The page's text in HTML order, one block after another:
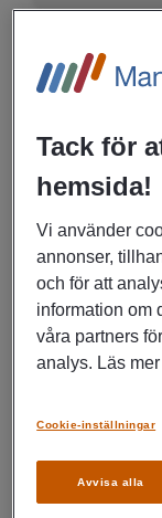
07/07/2026
Tooling
Industri,
06/07/2026
Tack för
hemsida!
Vi använder
annonser,
och för att
information om
våra partners
analys. Läs
Avvisa alla
Cookie-inställningar